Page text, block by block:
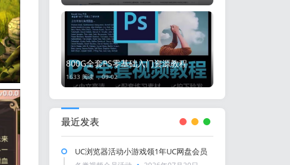
800G全套PS零基础入门资源教程
1633 阅读 ，09-02
最近发表
UC浏览器活动小游戏领1年UC网盘会员